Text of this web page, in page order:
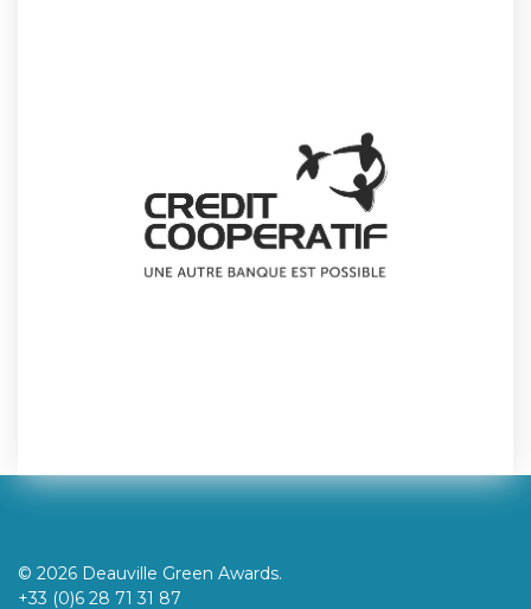
© 2026 Deauville Green Awards.
+33 (0)6 28 71 31 87